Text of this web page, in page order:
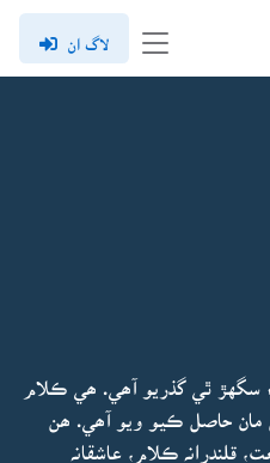
لاگ ان
ٿي گذريو آھي. ھي ڪلام
مان حاصل ڪيو ويو آھي. ھن
ڪلام، عاشقانہ